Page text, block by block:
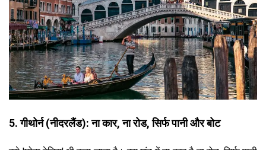
5. गीथोर्न (नीदरलैंड): ना कार, ना रोड, सिर्फ पानी और बोट